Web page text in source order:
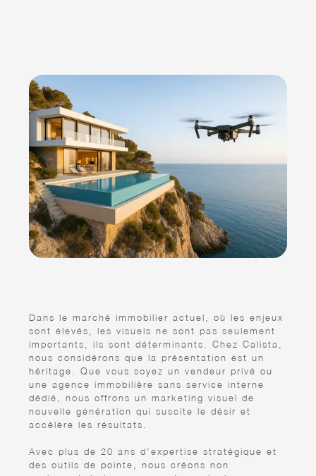
Dans le marché immobilier actuel, où les enjeux
sont élevés, les visuels ne sont pas seulement
importants, ils sont déterminants. Chez Calista,
nous considérons que la présentation est un
héritage. Que vous soyez un vendeur privé ou
une agence immobilière sans service interne
dédié, nous offrons un marketing visuel de
nouvelle génération qui suscite le désir et
accélère les résultats.
Avec plus de 20 ans d’expertise stratégique et
des outils de pointe, nous créons non